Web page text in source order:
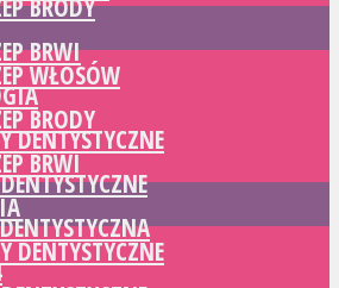
BRODY
BRWI
DENTYSTYCZNE
WŁOSÓW
BRODY
BRWI
DENTYSTYCZNE